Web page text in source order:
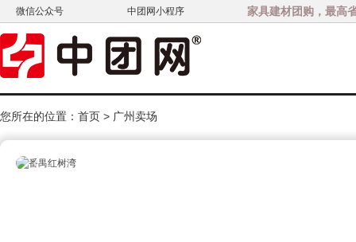
微信公众号 中团网小程序 家具建材团购，最高
您所在的位置： 首页 > 广州卖场